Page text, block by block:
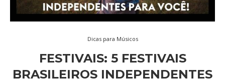
Dicas para Músicos
FESTIVAIS: 5 FESTIVAIS
BRASILEIROS INDEPENDENTES